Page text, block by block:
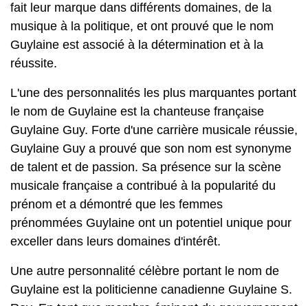
fait leur marque dans différents domaines, de la
musique à la politique, et ont prouvé que le nom
Guylaine est associé à la détermination et à la
réussite.
L'une des personnalités les plus marquantes portant
le nom de Guylaine est la chanteuse française
Guylaine Guy. Forte d'une carrière musicale réussie,
Guylaine Guy a prouvé que son nom est synonyme
de talent et de passion. Sa présence sur la scène
musicale française a contribué à la popularité du
prénom et a démontré que les femmes
prénommées Guylaine ont un potentiel unique pour
exceller dans leurs domaines d'intérêt.
Une autre personnalité célèbre portant le nom de
Guylaine est la politicienne canadienne Guylaine S.